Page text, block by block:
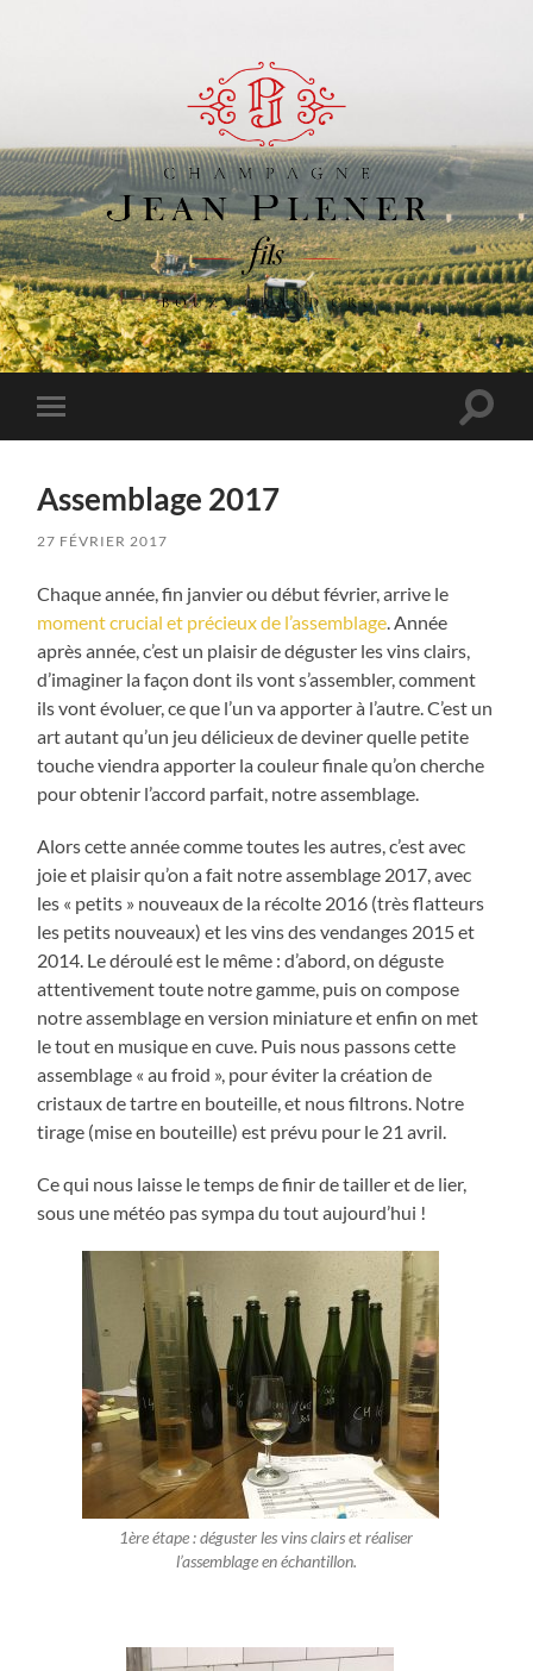
Champagne
Jean
Plener
Toggle
mobile
Toggle
Assemblage 2017
27 FÉVRIER 2017
Chaque année, fin janvier ou début février, arrive le
moment crucial et précieux de l’assemblage . Année
après année, c’est un plaisir de déguster les vins clairs,
d’imaginer la façon dont ils vont s’assembler, comment
ils vont évoluer, ce que l’un va apporter à l’autre. C’est un
art autant qu’un jeu délicieux de deviner quelle petite
touche viendra apporter la couleur finale qu’on cherche
pour obtenir l’accord parfait, notre assemblage.
Alors cette année comme toutes les autres, c’est avec
joie et plaisir qu’on a fait notre assemblage 2017, avec
les « petits » nouveaux de la récolte 2016 (très flatteurs
les petits nouveaux) et les vins des vendanges 2015 et
2014. Le déroulé est le même : d’abord, on déguste
attentivement toute notre gamme, puis on compose
notre assemblage en version miniature et enfin on met
le tout en musique en cuve. Puis nous passons cette
assemblage « au froid », pour éviter la création de
cristaux de tartre en bouteille, et nous filtrons. Notre
tirage (mise en bouteille) est prévu pour le 21 avril.
Ce qui nous laisse le temps de finir de tailler et de lier,
sous une météo pas sympa du tout aujourd’hui !
1ère étape : déguster les vins clairs et réaliser
l’assemblage en échantillon.